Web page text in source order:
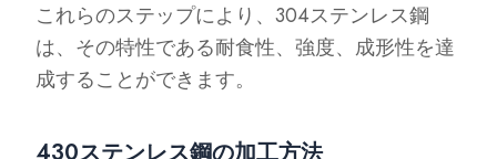
これらのステップにより、304ステンレス鋼
は、その特性である耐食性、強度、成形性を達
成することができます。
430ステンレス鋼の加工方法